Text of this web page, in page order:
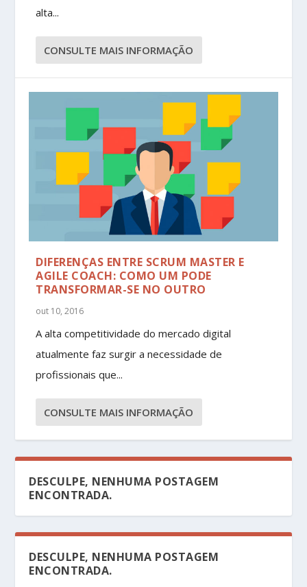
alta...
CONSULTE MAIS INFORMAÇÃO
DIFERENÇAS ENTRE SCRUM MASTER E
AGILE COACH: COMO UM PODE
TRANSFORMAR-SE NO OUTRO
out 10, 2016
A alta competitividade do mercado digital
atualmente faz surgir a necessidade de
profissionais que...
CONSULTE MAIS INFORMAÇÃO
DESCULPE, NENHUMA POSTAGEM
ENCONTRADA.
DESCULPE, NENHUMA POSTAGEM
ENCONTRADA.